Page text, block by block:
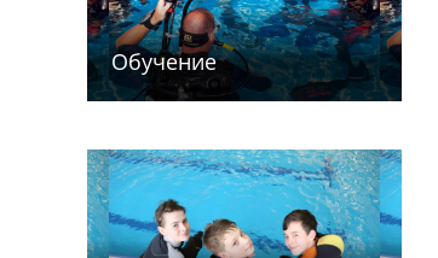
Обучение